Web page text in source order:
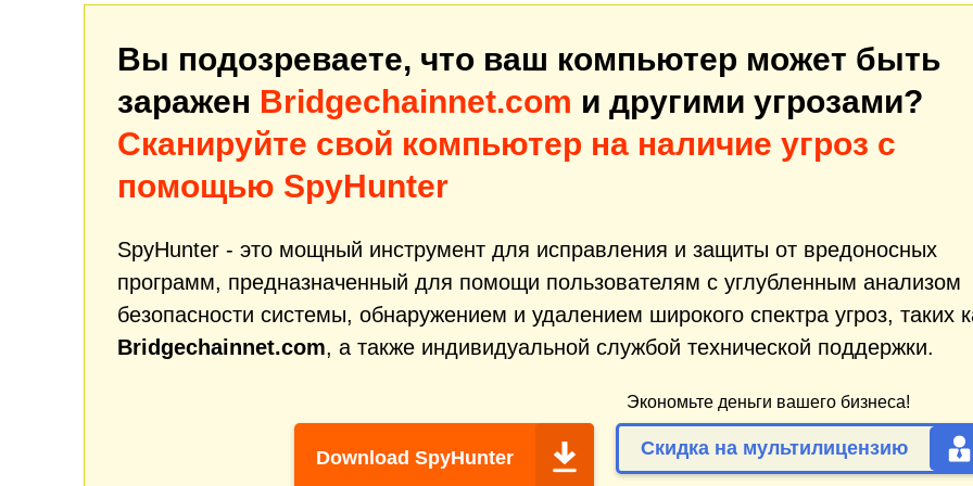
Вы подозреваете, что ваш компьютер может быть
заражен Bridgechainnet.com и другими угрозами?
Сканируйте свой компьютер на наличие угроз с
помощью SpyHunter
SpyHunter - это мощный инструмент для исправления и защиты от вредоносных
программ, предназначенный для помощи пользователям с углубленным анализом
безопасности системы, обнаружением и удалением широкого спектра угроз, таких
Bridgechainnet.com, а также индивидуальной службой технической поддержки.
Download SpyHunter
Экономьте деньги вашего бизнеса!
Скидка на мультилицензию